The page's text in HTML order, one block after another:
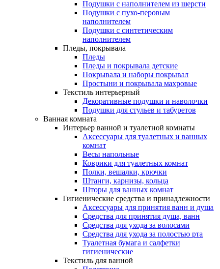
Подушки с наполнителем из шерсти
Подушки с пухо-перовым
наполнителем
Подушки с синтетическим
наполнителем
Пледы, покрывала
Пледы
Пледы и покрывала детские
Покрывала и наборы покрывал
Простыни и покрывала махровые
Текстиль интерьерный
Декоративные подушки и наволочки
Подушки для стульев и табуретов
Ванная комната
Интерьер ванной и туалетной комнаты
Аксессуары для туалетных и ванных
комнат
Весы напольные
Коврики для туалетных комнат
Полки, вешалки, крючки
Штанги, карнизы, кольца
Шторы для ванных комнат
Гигиенические средства и принадлежности
Аксессуары для принятия ванн и душа
Средства для принятия душа, ванн
Средства для ухода за волосами
Средства для ухода за полостью рта
Туалетная бумага и салфетки
гигиенические
Текстиль для ванной